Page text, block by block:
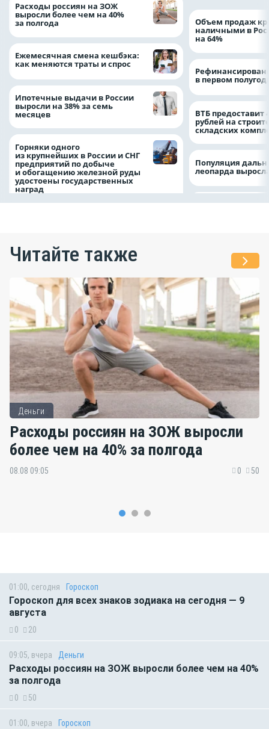
Расходы россиян на ЗОЖ
выросли более чем на 40%
за полгода
Ежемесячная смена кешбэка:
как меняются траты и спрос
Ипотечные выдачи в России
выросли на 38% за семь
месяцев
Горняки одного
из крупнейших в России и СНГ
предприятий по добыче
и обогащению железной руды
удостоены государственных
наград
Объем продаж
наличными в
на 64%
в первом
ВТБ предоставит
рублей на
складских
Популяция
леопарда
Читайте также
Деньги
Расходы россиян на ЗОЖ выросли
более чем на 40% за полгода
08.08 09:05 0 50
01:00, сегодня Гороскоп
Гороскоп для всех знаков зодиака на сегодня — 9
августа
0 20
09:05, вчера Деньги
Расходы россиян на ЗОЖ выросли более чем на 40%
за полгода
0 50
01:00, вчера Гороскоп